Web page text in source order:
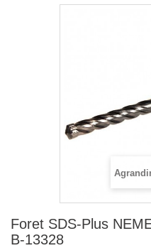
Foret SDS-Plus
B-13328